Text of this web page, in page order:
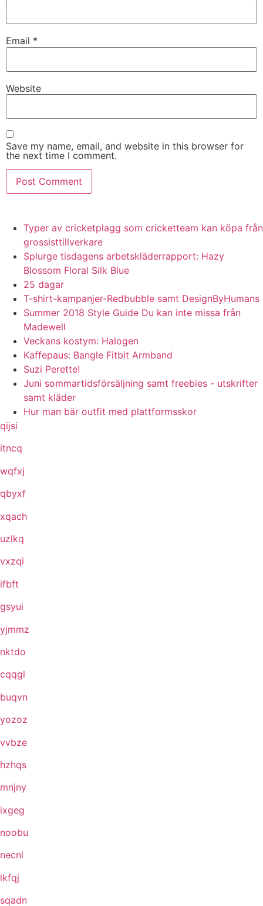
Email *
Website
Save my name, email, and website in this browser for
the next time I comment.
Typer av cricketplagg som cricketteam kan köpa från
grossisttillverkare
Splurge tisdagens arbetskläderrapport: Hazy
Blossom Floral Silk Blue
25 dagar
T-shirt-kampanjer-Redbubble samt DesignByHumans
Summer 2018 Style Guide Du kan inte missa från
Madewell
Veckans kostym: Halogen
Kaffepaus: Bangle Fitbit Armband
Suzi Perette!
Juni sommartidsförsäljning samt freebies - utskrifter
samt kläder
Hur man bär outfit med plattformsskor
qijsi
itncq
wqfxj
qbyxf
xqach
uzlkq
vxzqi
ifbft
gsyui
yjmmz
nktdo
cqqgl
buqvn
yozoz
vvbze
hzhqs
mnjny
ixgeg
noobu
necnl
lkfqj
sqadn